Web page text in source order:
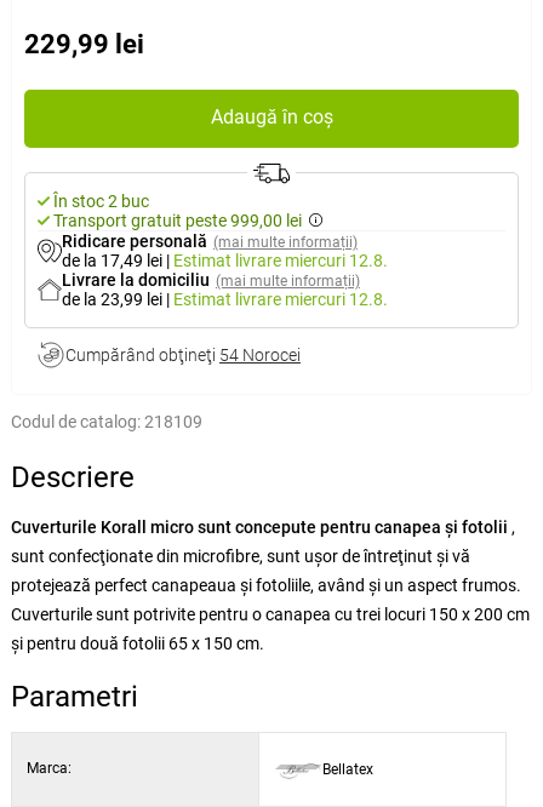
229,99 lei
Adaugă în coș
În stoc 2 buc
Transport gratuit peste 999,00 lei
Ridicare personală (mai multe informații)
de la 17,49 lei | Estimat livrare miercuri 12.8.
Livrare la domiciliu (mai multe informații)
de la 23,99 lei | Estimat livrare miercuri 12.8.
Cumpărând obţineţi 54 Norocei
Codul de catalog:218109
Descriere
Cuverturile Korall micro sunt concepute pentru canapea şi fotolii ,
sunt confecţionate din microfibre, sunt uşor de întreţinut şi vă
protejează perfect canapeaua şi fotoliile, având şi un aspect frumos.
Cuverturile sunt potrivite pentru o canapea cu trei locuri 150 x 200 cm
şi pentru două fotolii 65 x 150 cm.
Parametri
Marca: Bellatex